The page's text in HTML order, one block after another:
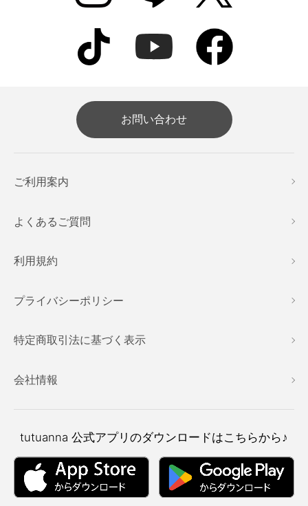
お問い合わせ
ご利用案内
よくあるご質問
利用規約
プライバシーポリシー
特定商取引法に基づく表示
会社情報
tutuanna 公式アプリのダウンロードはこちらから♪